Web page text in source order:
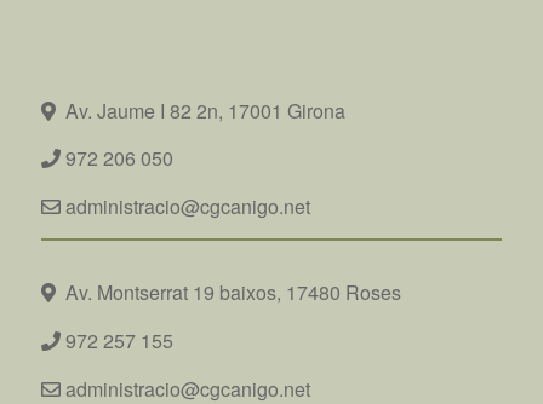
Av. Jaume I 82 2n, 17001 Girona
972 206 050
administracio@cgcanigo.net
Av. Montserrat 19 baixos, 17480 Roses
972 257 155
administracio@cgcanigo.net